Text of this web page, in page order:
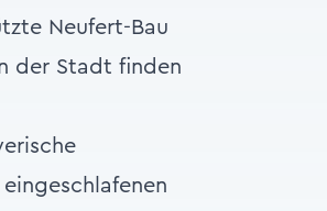
Neufert-Bau
der Stadt finden